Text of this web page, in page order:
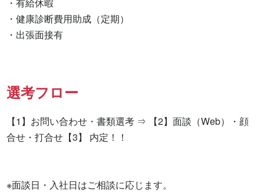
・有給休暇
・健康診断費用助成（定期）
・出張面接有
選考フロー
【1】お問い合わせ・書類選考 ⇒ 【2】面談（Web）・顔
合せ・打合せ【3】 内定！！
※面談日・入社日はご相談に応じます。